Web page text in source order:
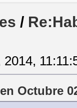
/
Octubre